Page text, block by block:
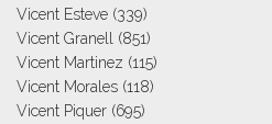
Vicent Esteve (339)
Vicent Granell
(851)
Vicent Martinez (115)
Vicent Morales (118)
Vicent Piquer (695)